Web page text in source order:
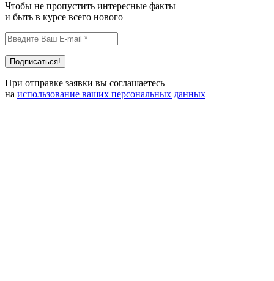
Чтобы не пропустить интересные факты
и быть в курсе всего нового
При отправке заявки вы соглашаетесь
на использование ваших персональных данных